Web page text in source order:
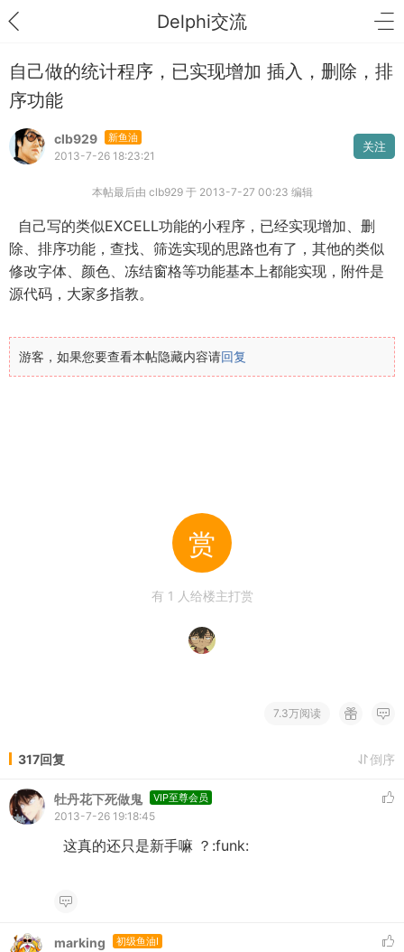
Delphi交流
自己做的统计程序，已实现增加 插入，删除，排
序功能
clb929 新鱼油
2013-7-26 18:23:21
关注
本帖最后由 clb929 于 2013-7-27 00:23 编辑
自己写的类似EXCELL功能的小程序，已经实现增加、删
除、排序功能，查找、筛选实现的思路也有了，其他的类似
修改字体、颜色、冻结窗格等功能基本上都能实现，附件是
源代码，大家多指教。
游客，如果您要查看本帖隐藏内容请回复
赏
有 1 人给楼主打赏
7.3万阅读
317回复 倒序
牡丹花下死做鬼 VIP至尊会员
2013-7-26 19:18:45
这真的还只是新手嘛 ？:funk:
marking 初级鱼油I